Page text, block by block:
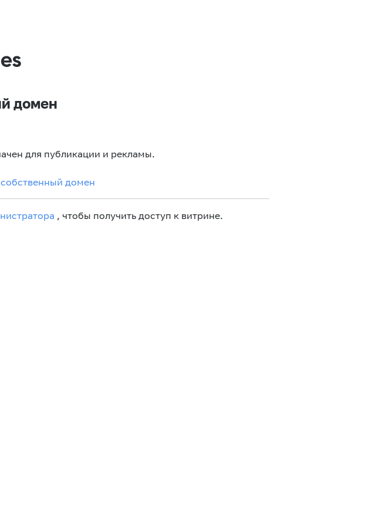
домен
для публикации и рекламы.
домен
, чтобы получить доступ к витрине.